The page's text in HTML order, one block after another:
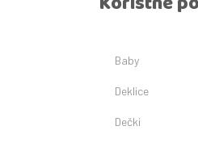
Baby
Deklice
Dečki